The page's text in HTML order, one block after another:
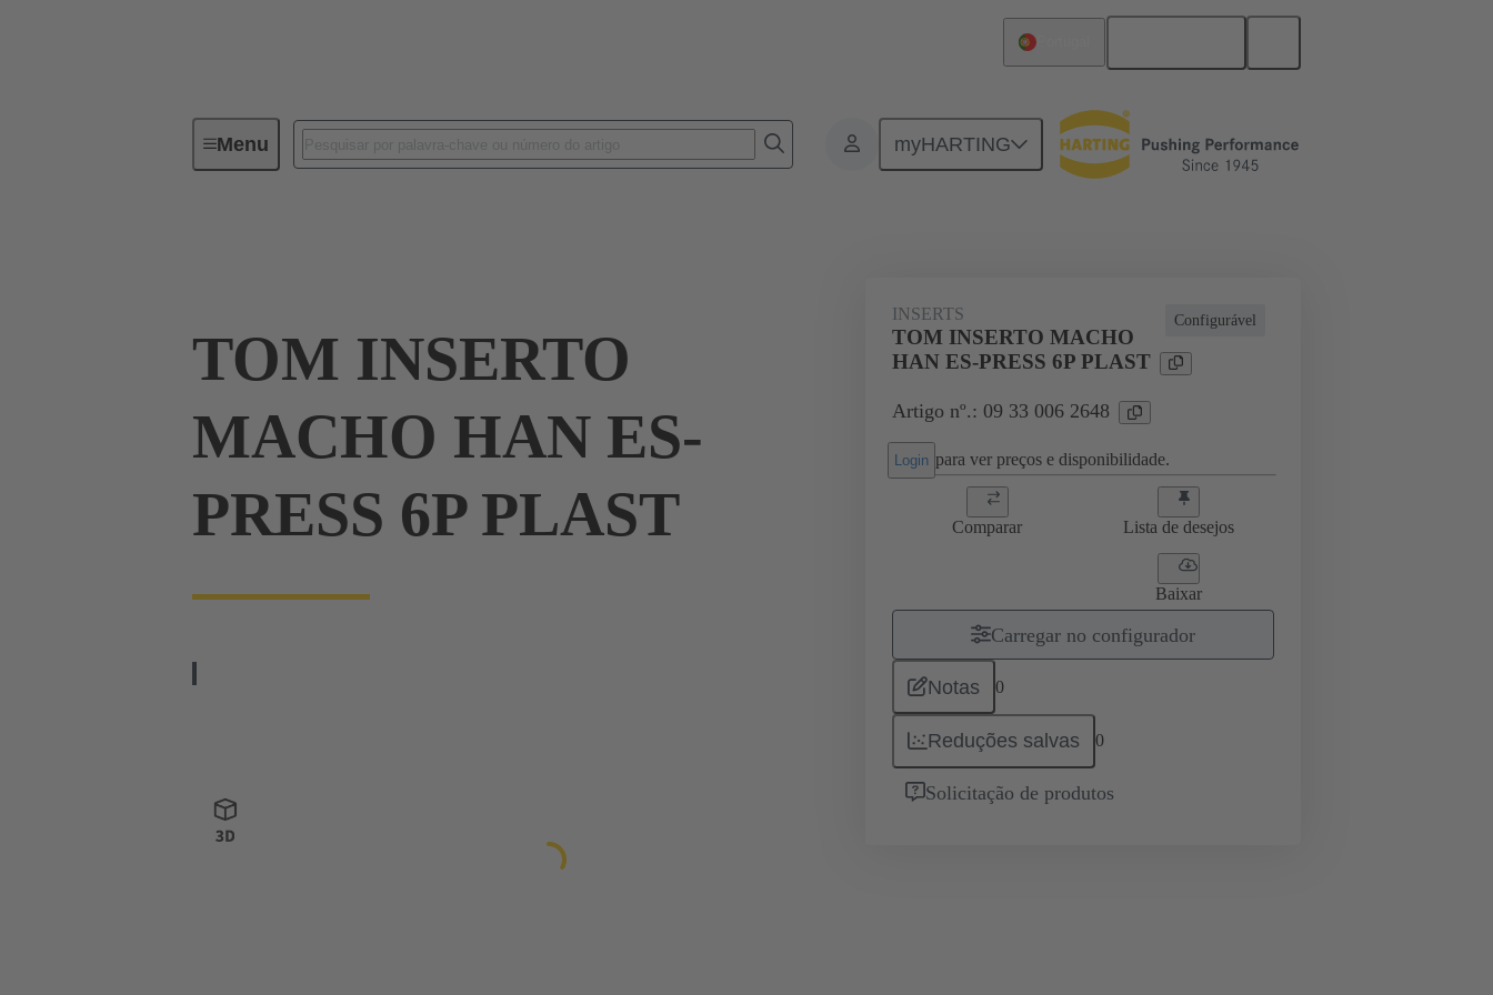
Menu myHARTING
Industrial connectors / Han® Monobloc inserts For industrial applications Currents up to 16 A
TOM INSERTO
MACHO HAN ES-
PRESS 6P PLAST
Configurável
INSERTS
TOM INSERTO MACHO
HAN ES-PRESS 6P PLAST
Artigo nº.: 09 33 006 2648
Login para ver preços e disponibilidade.
Comparar Lista de desejos
Baixar
Carregar no configurador
Notas 0
Reduções salvas 0
Solicitação de produtos